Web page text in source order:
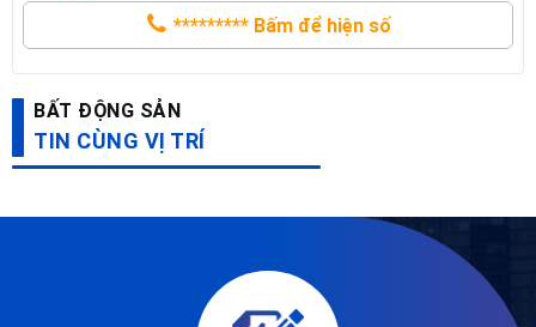
********* Bấm để hiện số
BẤT ĐỘNG SẢN
TIN CÙNG VỊ TRÍ